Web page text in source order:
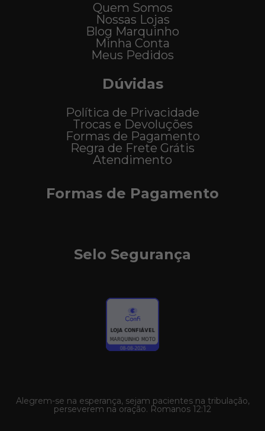
Quem Somos
Nossas Lojas
Blog Marquinho
Minha Conta
Meus Pedidos
Dúvidas
Política de Privacidade
Trocas e Devoluções
Formas de Pagamento
Regra de Frete Grátis
Atendimento
Formas de Pagamento
Selo Segurança
Alegrem-se na esperança, sejam pacientes na tribulação,
perseverem na oração. Romanos 12:12